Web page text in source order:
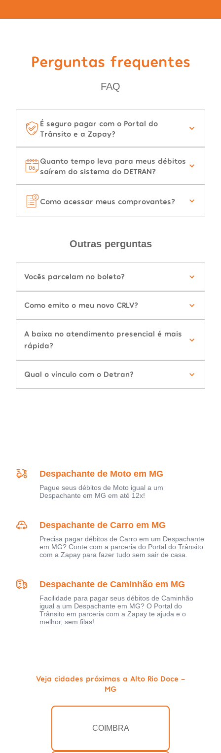
Perguntas frequentes
FAQ
É seguro pagar com o Portal do
Trânsito e a Zapay?
Quanto tempo leva para meus débitos
saírem do sistema do DETRAN?
Como acessar meus comprovantes?
Outras perguntas
Vocês parcelam no boleto?
Como emito o meu novo CRLV?
A baixa no atendimento presencial é mais
rápida?
Qual o vínculo com o Detran?
Despachante de Moto em MG
Pague seus débitos de Moto igual a um
Despachante em MG em até 12x!
Despachante de Carro em MG
Precisa pagar débitos de Carro em um Despachante
em MG? Conte com a parceria do Portal do Trânsito
com a Zapay para fazer tudo sem sair de casa.
Despachante de Caminhão em MG
Facilidade para pagar seus débitos de Caminhão
igual a um Despachante em MG? O Portal do
Trânsito em parceria com a Zapay te ajuda e o
melhor, sem filas!
Veja cidades próximas a Alto Rio Doce -
MG
COIMBRA